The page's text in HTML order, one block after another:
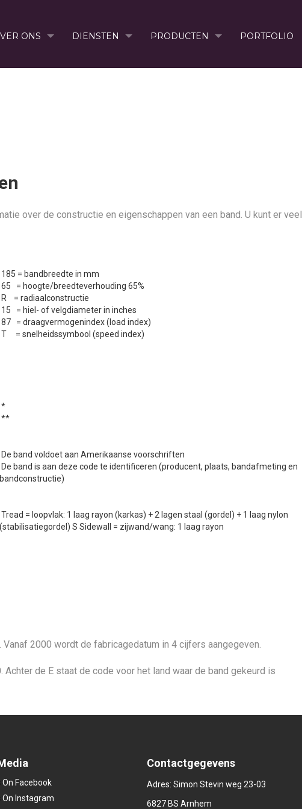
ONS DIENSTEN PRODUCTEN PORTFOLIO
over de constructie en eigenschappen van een band. U kunt er veel
185 = bandbreedte in mm
65 = hoogte/breedteverhouding 65%
R = radiaalconstructie
15 = hiel- of velgdiameter in inches
87 = draagvermogenindex (load index)
T = snelheidssymbool (speed index)
*
**
De band voldoet aan Amerikaanse voorschriften
De band is aan deze code te identificeren (producent, plaats, bandafmeting en
bandconstructie)
Tread = loopvlak: 1 laag rayon (karkas) + 2 lagen staal (gordel) + 1 laag nylon
(stabilisatiegordel) S Sidewall = zijwand/wang: 1 laag rayon
2000 wordt de fabricagedatum in 4 cijfers aangegeven.
Achter de E staat de code voor het land waar de band gekeurd is
Contactgegevens
Adres: Simon Stevin weg 23-03
6827 BS Arnhem